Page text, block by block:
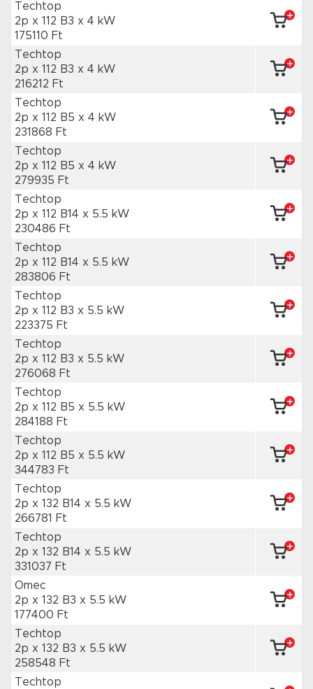
Techtop
2p x 112 B3 x 4 kW
175110 Ft
Techtop
2p x 112 B3 x 4 kW
216212 Ft
Techtop
2p x 112 B5 x 4 kW
231868 Ft
Techtop
2p x 112 B5 x 4 kW
279935 Ft
Techtop
2p x 112 B14 x 5.5 kW
230486 Ft
Techtop
2p x 112 B14 x 5.5 kW
283806 Ft
Techtop
2p x 112 B3 x 5.5 kW
223375 Ft
Techtop
2p x 112 B3 x 5.5 kW
276068 Ft
Techtop
2p x 112 B5 x 5.5 kW
284188 Ft
Techtop
2p x 112 B5 x 5.5 kW
344783 Ft
Techtop
2p x 132 B14 x 5.5 kW
266781 Ft
Techtop
2p x 132 B14 x 5.5 kW
331037 Ft
Omec
2p x 132 B3 x 5.5 kW
177400 Ft
Techtop
2p x 132 B3 x 5.5 kW
258548 Ft
Techtop